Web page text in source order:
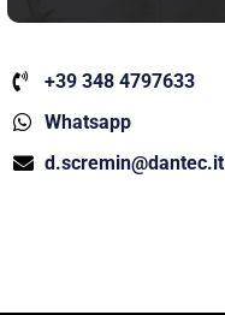
+39 348 4797633
Whatsapp
d.scremin@dantec.it